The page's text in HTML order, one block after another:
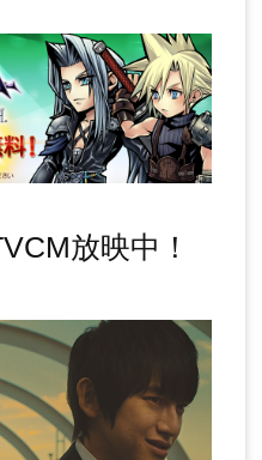
放映中！